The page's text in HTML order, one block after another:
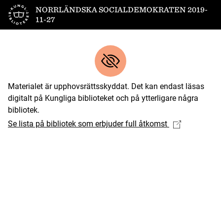
Till startsidanNORRLÄNDSKA SOCIALDEMOKRATEN 2019-
11-27
Materialet är upphovsrättsskyddat. Det kan endast läsas
digitalt på Kungliga biblioteket och på ytterligare några
bibliotek.
Se lista på bibliotek som erbjuder full åtkomst